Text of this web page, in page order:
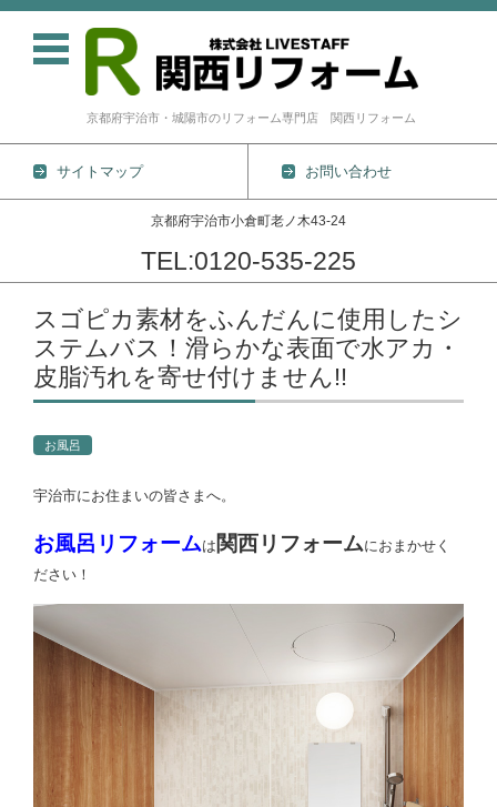
京都府宇治市・城陽市のリフォーム専門店 関西リフォーム
サイトマップ お問い合わせ
京都府宇治市小倉町老ノ木43-24
TEL:0120-535-225
コンテンツに移動
スゴピカ素材をふんだんに使用したシ
ステムバス！滑らかな表面で水アカ・
皮脂汚れを寄せ付けません!!
お風呂
宇治市にお住まいの皆さまへ。
お風呂リフォームは 関西リフォームにおまかせく
ださい！